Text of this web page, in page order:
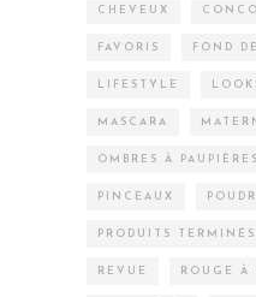
CHEVEUX
FAVORIS FOND
LIFESTYLE
MASCARA
OMBRES À PAUPIÈRES
PINCEAUX
PRODUITS TERMINÉS
REVUE ROUGE À